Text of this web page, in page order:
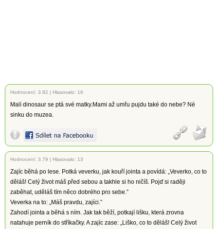
Hodnocení: 3.82 | Hlasovalo: 16
Malí dinosaur se ptá své matky.Mami až umřu pujdu také do nebe? Né
sinku do muzea.
Hodnocení: 3.79 | Hlasovalo: 13
Zajíc běhá po lese. Potká veverku, jak kouří jointa a povídá: „Veverko, co to
děláš! Celý život máš před sebou a takhle si ho ničíš. Pojď si raději
zaběhat, uděláš tím něco dobrého pro sebe.”
Veverka na to: „Máš pravdu, zajíci.”
Zahodí jointa a běhá s ním. Jak tak běží, potkají lišku, která zrovna
natahuje perník do stříkačky. A zajíc zase: „Liško, co to děláš! Celý život